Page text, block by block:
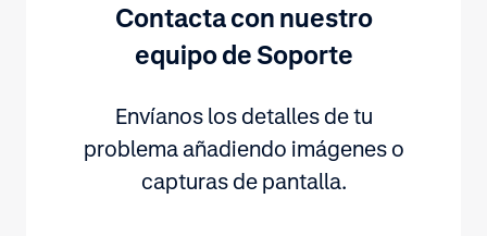
Contacta con nuestro
equipo de Soporte
Envíanos los detalles de tu
problema añadiendo imágenes o
capturas de pantalla.